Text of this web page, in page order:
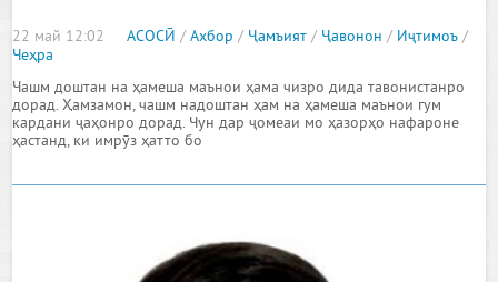
22 май 12:02 АСОСӢ /Ахбор / Ҷамъият / Ҷавонон / Иҷтимоъ /
Чеҳра
Чашм доштан на ҳамеша маънои ҳама чизро дида тавонистанро
дорад. Ҳамзамон, чашм надоштан ҳам на ҳамеша маънои гум
кардани ҷаҳонро дорад. Чун дар ҷомеаи мо ҳазорҳо нафароне
ҳастанд, ки имрӯз ҳатто бо